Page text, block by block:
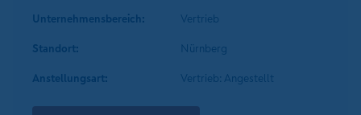
Unternehmens­bereich:
Vertrieb
Standort:
Nürnberg
Anstellungsart:
Vertrieb: Angestellt